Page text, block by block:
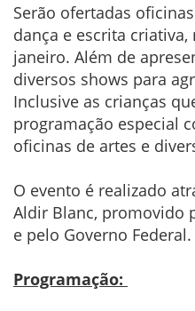
Serão ofertadas
dança e escrita criativa,
janeiro. Além de
diversos shows para
Inclusive as crianças
programação especial
oficinas de artes e
O evento é realizado
Aldir Blanc, promovido
e pelo Governo Federal.
Programação: